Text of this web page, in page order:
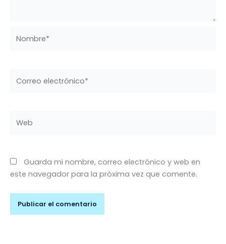
electrónico*
Guarda mi nombre, correo electrónico y web en
este navegador para la próxima vez que comente.